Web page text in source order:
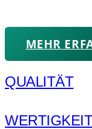
MEHR
QUALITÄT